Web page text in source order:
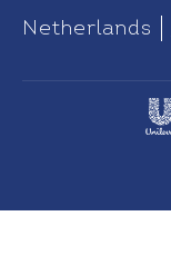
Netherlands